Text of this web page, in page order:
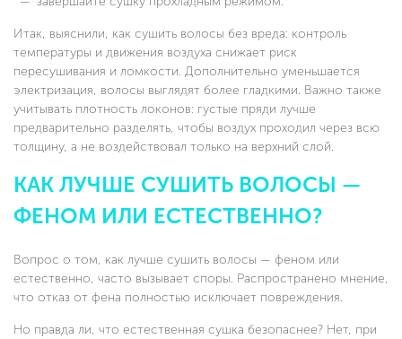
Итак, выяснили, как сушить волосы без вреда: контроль
температуры и движения воздуха снижает риск
пересушивания и ломкости. Дополнительно уменьшается
электризация, волосы выглядят более гладкими. Важно также
учитывать плотность локонов: густые пряди лучше
предварительно разделять, чтобы воздух проходил через всю
толщину, а не воздействовал только на верхний слой.
КАК ЛУЧШЕ СУШИТЬ ВОЛОСЫ —
ФЕНОМ ИЛИ ЕСТЕСТВЕННО?
Вопрос о том, как лучше сушить волосы — феном или
естественно, часто вызывает споры. Распространено мнение,
что отказ от фена полностью исключает повреждения.
Но правда ли, что естественная сушка безопаснее? Нет, при